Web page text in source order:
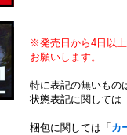
※発売日から4日以
お願いします。
特に表記の無いもの
状態表記に関しては
梱包に関しては「 カ